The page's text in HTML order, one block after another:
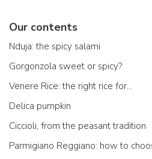
Our contents
Nduja: the spicy salami
Gorgonzola sweet or spicy?
Venere Rice: the right rice for...
Delica pumpkin
Ciccioli, from the peasant tradition